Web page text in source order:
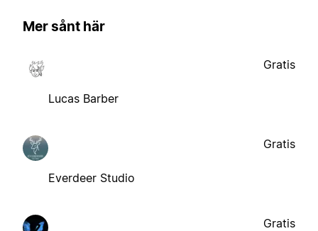
Mer sånt här
Lucas Barber
Gratis
Everdeer Studio
Gratis
Gratis